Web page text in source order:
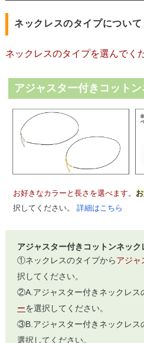
ネックレスのタイプについて
ネックレスのタイプを選んでく
アジャスター付きコット
お好きなカラーと長さを選べます。
択してください。 詳細はこちら
アジャスター付きコットンネッ
①ネックレスのタイプから アジャ
択してください。
②A.アジャスター付きネックレス
ーを選択してください。
③B.アジャスター付きネックレス
選択してください。